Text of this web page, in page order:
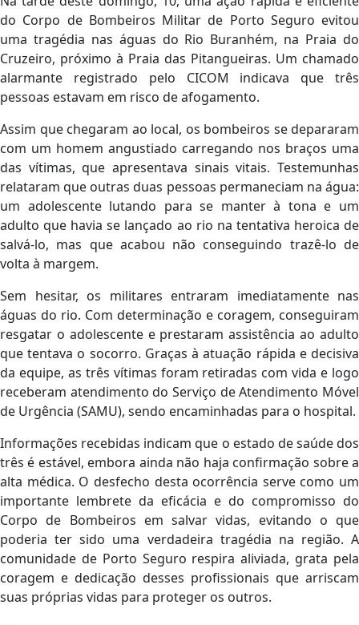
do Corpo de Bombeiros Militar de Porto Seguro evitou
uma tragédia nas águas do Rio Buranhém, na Praia do
Cruzeiro, próximo à Praia das Pitangueiras. Um chamado
alarmante registrado pelo CICOM indicava que três
pessoas estavam em risco de afogamento.
Assim que chegaram ao local, os bombeiros se depararam
com um homem angustiado carregando nos braços uma
das vítimas, que apresentava sinais vitais. Testemunhas
relataram que outras duas pessoas permaneciam na água:
um adolescente lutando para se manter à tona e um
adulto que havia se lançado ao rio na tentativa heroica de
salvá-lo, mas que acabou não conseguindo trazê-lo de
volta à margem.
Sem hesitar, os militares entraram imediatamente nas
águas do rio. Com determinação e coragem, conseguiram
resgatar o adolescente e prestaram assistência ao adulto
que tentava o socorro. Graças à atuação rápida e decisiva
da equipe, as três vítimas foram retiradas com vida e logo
receberam atendimento do Serviço de Atendimento Móvel
de Urgência (SAMU), sendo encaminhadas para o hospital.
Informações recebidas indicam que o estado de saúde dos
três é estável, embora ainda não haja confirmação sobre a
alta médica. O desfecho desta ocorrência serve como um
importante lembrete da eficácia e do compromisso do
Corpo de Bombeiros em salvar vidas, evitando o que
poderia ter sido uma verdadeira tragédia na região. A
comunidade de Porto Seguro respira aliviada, grata pela
coragem e dedicação desses profissionais que arriscam
suas próprias vidas para proteger os outros.